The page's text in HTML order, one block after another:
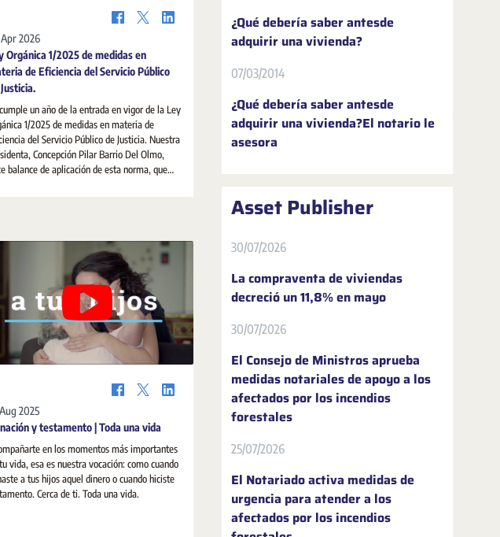
2026
Orgánica 1/2025 de medidas en
de Eficiencia del Servicio Público
un año de la entrada en vigor de la Ley
1/2025 de medidas en materia de
del Servicio Público de Justicia. Nuestra
Concepción Pilar Barrio Del Olmo,
balance de aplicación de esta norma, que
2025
y testamento | Toda una vida
en los momentos más importantes
vida, esa es nuestra vocación: como cuando
a tus hijos aquel dinero o cuando hiciste
testamento. Cerca de ti. Toda una vida.
¿Qué debería saber antesde
adquirir una vivienda?
07/03/2014
¿Qué debería saber antesde
adquirir una vivienda?El notario le
asesora
Asset Publisher
30/07/2026
La compraventa de viviendas
decreció un 11,8% en mayo
30/07/2026
El Consejo de Ministros aprueba
medidas notariales de apoyo a los
afectados por los incendios
forestales
25/07/2026
El Notariado activa medidas de
urgencia para atender a los
afectados por los incendios